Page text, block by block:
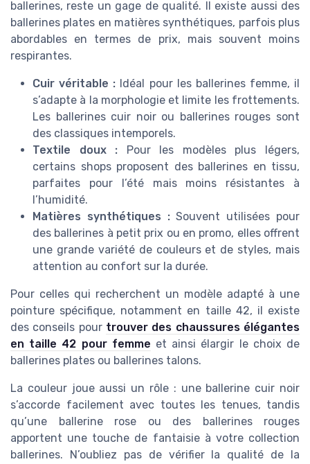
ballerines, reste un gage de qualité. Il existe aussi des
ballerines plates en matières synthétiques, parfois plus
abordables en termes de prix, mais souvent moins
respirantes.
Cuir véritable : Idéal pour les ballerines femme, il
s’adapte à la morphologie et limite les frottements.
Les ballerines cuir noir ou ballerines rouges sont
des classiques intemporels.
Textile doux : Pour les modèles plus légers,
certains shops proposent des ballerines en tissu,
parfaites pour l’été mais moins résistantes à
l’humidité.
Matières synthétiques :Souvent utilisées pour
des ballerines à petit prix ou en promo, elles offrent
une grande variété de couleurs et de styles, mais
attention au confort sur la durée.
Pour celles qui recherchent un modèle adapté à une
pointure spécifique, notamment en taille 42, il existe
des conseils pour trouver des chaussures élégantes
en taille 42 pour femme et ainsi élargir le choix de
ballerines plates ou ballerines talons.
La couleur joue aussi un rôle : une ballerine cuir noir
s’accorde facilement avec toutes les tenues, tandis
qu’une ballerine rose ou des ballerines rouges
apportent une touche de fantaisie à votre collection
ballerines. N’oubliez pas de vérifier la qualité de la